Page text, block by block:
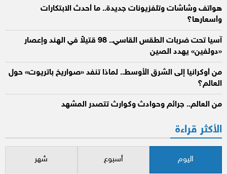
هواتف وشاشات وتلفزيونات جديدة.. ما أحدث الابتكارات
وأسعارها؟
آسيا تحت ضربات الطقس القاسي.. 98 قتيلاً في الهند وإعصار
«دولفين» يهدد الصين
من أوكرانيا إلى الشرق الأوسط.. لماذا تنفد «صواريخ باتريوت» حول
العالم؟
من العالم.. جرائم وحوادث وكوارث تتصدر المشهد
الأكثر قراءة
اليوم أسبوع شهر